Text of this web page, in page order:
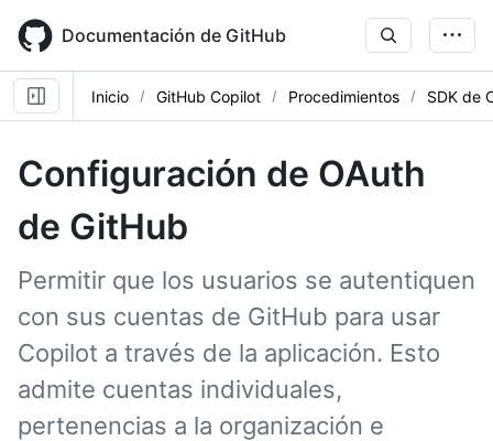
main
content
Documentación de GitHub
Inicio GitHub Copilot Procedimientos SDK de
Configuración de OAuth
de GitHub
Permitir que los usuarios se autentiquen
con sus cuentas de GitHub para usar
Copilot a través de la aplicación. Esto
admite cuentas individuales,
pertenencias a la organización e